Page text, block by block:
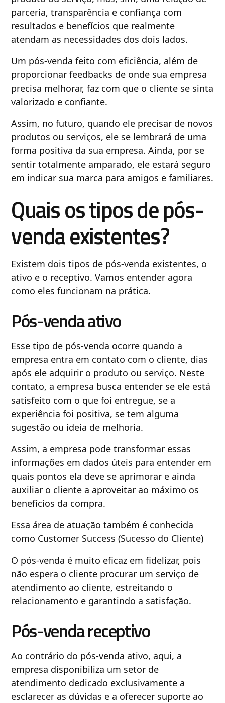
parceria, transparência e confiança com
resultados e benefícios que realmente
atendam as necessidades dos dois lados.
Um pós-venda feito com eficiência, além de
proporcionar feedbacks de onde sua empresa
precisa melhorar, faz com que o cliente se sinta
valorizado e confiante.
Assim, no futuro, quando ele precisar de novos
produtos ou serviços, ele se lembrará de uma
forma positiva da sua empresa. Ainda, por se
sentir totalmente amparado, ele estará seguro
em indicar sua marca para amigos e familiares.
Quais os tipos de pós-
venda existentes?
Existem dois tipos de pós-venda existentes, o
ativo e o receptivo. Vamos entender agora
como eles funcionam na prática.
Pós-venda ativo
Esse tipo de pós-venda ocorre quando a
empresa entra em contato com o cliente, dias
após ele adquirir o produto ou serviço. Neste
contato, a empresa busca entender se ele está
satisfeito com o que foi entregue, se a
experiência foi positiva, se tem alguma
sugestão ou ideia de melhoria.
Assim, a empresa pode transformar essas
informações em dados úteis para entender em
quais pontos ela deve se aprimorar e ainda
auxiliar o cliente a aproveitar ao máximo os
benefícios da compra.
Essa área de atuação também é conhecida
como Customer Success (Sucesso do Cliente)
O pós-venda é muito eficaz em fidelizar, pois
não espera o cliente procurar um serviço de
atendimento ao cliente, estreitando o
relacionamento e garantindo a satisfação.
Pós-venda receptivo
Ao contrário do pós-venda ativo, aqui, a
empresa disponibiliza um setor de
atendimento dedicado exclusivamente a
esclarecer as dúvidas e a oferecer suporte ao